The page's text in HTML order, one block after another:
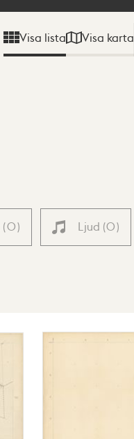
Visa lista Visa karta
(0) Ljud (0)